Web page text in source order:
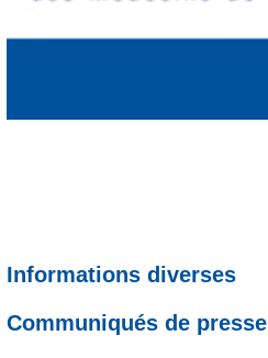
Informations diverses
Communiqués de presse